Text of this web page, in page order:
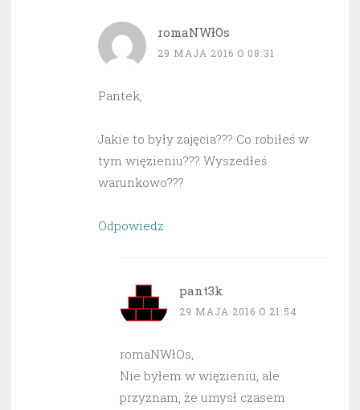
romaNWłOs
29 MAJA 2016 O 08:31
Pantek,
Jakie to były zajęcia??? Co robiłeś w
tym więzieniu??? Wyszedłeś
warunkowo???
Odpowiedz
pant3k
29 MAJA 2016 O 21:54
romaNWłOs,
Nie byłem w więzieniu, ale
przyznam, że umysł czasem